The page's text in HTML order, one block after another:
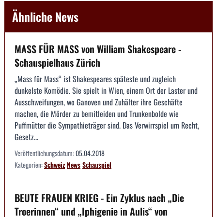
Ähnliche News
MASS FÜR MASS von William Shakespeare -
Schauspielhaus Zürich
„Mass für Mass“ ist Shakespeares späteste und zugleich
dunkelste Komödie. Sie spielt in Wien, einem Ort der Laster und
Ausschweifungen, wo Ganoven und Zuhälter ihre Geschäfte
machen, die Mörder zu bemitleiden und Trunkenbolde wie
Puffmütter die Sympathieträger sind. Das Verwirrspiel um Recht,
Gesetz...
Veröffentlichungsdatum:05.04.2018
Kategorien:SchweizNewsSchauspiel
BEUTE FRAUEN KRIEG - Ein Zyklus nach „Die
Troerinnen“ und „Iphigenie in Aulis“ von